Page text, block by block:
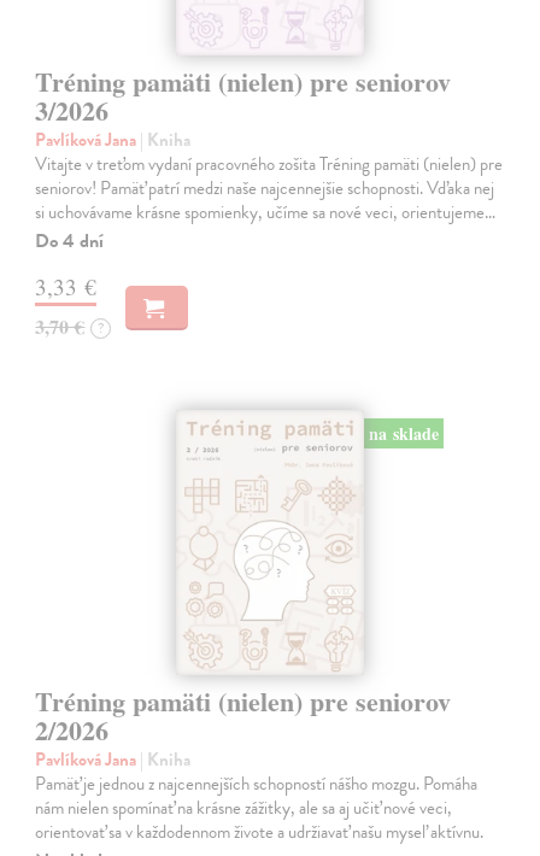
Tréning pamäti (nielen) pre seniorov
3/2026
Pavlíková Jana| Kniha
Vitajte v treťom vydaní pracovného zošita Tréning pamäti (nielen) pre
seniorov! Pamäť patrí medzi naše najcennejšie schopnosti. Vďaka nej
si uchovávame krásne spomienky, učíme sa nové veci, orientujeme…
Do 4 dní
3,33 €
3,70 € ?
na sklade
Tréning pamäti (nielen) pre seniorov
2/2026
Pavlíková Jana| Kniha
Pamäť je jednou z najcennejších schopností nášho mozgu. Pomáha
nám nielen spomínať na krásne zážitky, ale sa aj učiť nové veci,
orientovať sa v každodennom živote a udržiavať našu myseľ aktívnu.